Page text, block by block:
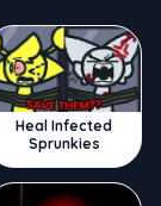
Heal Infected
Sprunkies